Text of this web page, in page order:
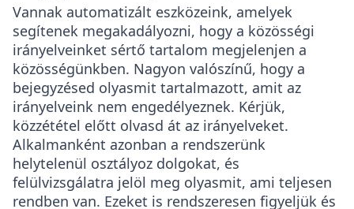
Vannak automatizált eszközeink, amelyek
segítenek megakadályozni, hogy a közösségi
irányelveinket sértő tartalom megjelenjen a
közösségünkben. Nagyon valószínű, hogy a
bejegyzésed olyasmit tartalmazott, amit az
irányelveink nem engedélyeznek. Kérjük,
közzététel előtt olvasd át az irányelveket.
Alkalmanként azonban a rendszerünk
helytelenül osztályoz dolgokat, és
felülvizsgálatra jelöl meg olyasmit, ami teljesen
rendben van. Ezeket is rendszeresen figyeljük és